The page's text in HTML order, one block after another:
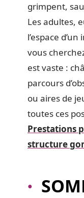
grimpent,
Les adultes,
l’espace
vous
est vaste :
parcours
ou aires de
toutes ces
Prestations
structure